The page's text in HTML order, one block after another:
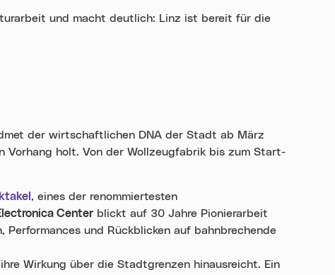
und macht deutlich: Linz ist bereit für die
der wirtschaftlichen DNA der Stadt ab März
Vorhang holt. Von der Wollzeugfabrik bis zum Start-
, eines der renommiertesten
Center blickt auf 30 Jahre Pionierarbeit
und Rückblicken auf bahnbrechende
Wirkung über die Stadtgrenzen hinausreicht. Ein